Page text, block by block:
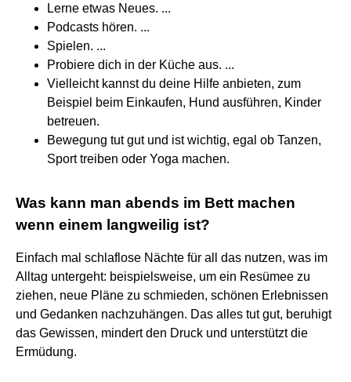
Lerne etwas Neues. ...
Podcasts hören. ...
Spielen. ...
Probiere dich in der Küche aus. ...
Vielleicht kannst du deine Hilfe anbieten, zum
Beispiel beim Einkaufen, Hund ausführen, Kinder
betreuen.
Bewegung tut gut und ist wichtig, egal ob Tanzen,
Sport treiben oder Yoga machen.
Was kann man abends im Bett machen
wenn einem langweilig ist?
Einfach mal schlaflose Nächte für all das nutzen, was im
Alltag untergeht: beispielsweise, um ein Resümee zu
ziehen, neue Pläne zu schmieden, schönen Erlebnissen
und Gedanken nachzuhängen. Das alles tut gut, beruhigt
das Gewissen, mindert den Druck und unterstützt die
Ermüdung.